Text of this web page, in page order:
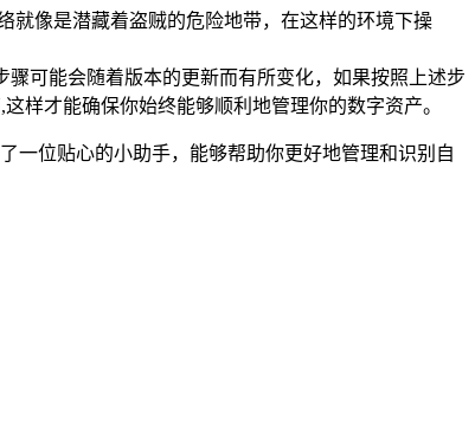
就像是潜藏着盗贼的危险地带，在这样的环境下操
可能会随着版本的更新而有所变化，如果按照上述步
样才能确保你始终能够顺利地管理你的数字资产。
一位贴心的小助手，能够帮助你更好地管理和识别自